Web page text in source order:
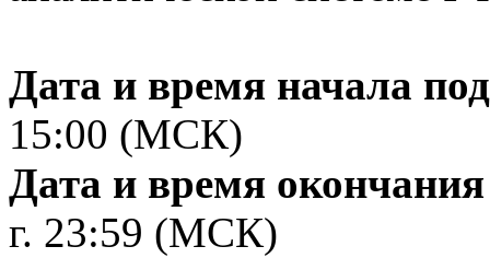
Дата и время начала
15:00 (МСК)
Дата и время
г. 23:59 (МСК)